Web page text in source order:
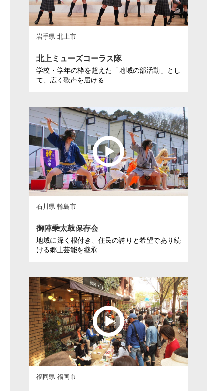
岩手県 北上市
北上ミューズコーラス隊
学校・学年の枠を超えた「地域の部活動」とし
て、広く歌声を届ける
石川県 輪島市
御陣乗太鼓保存会
地域に深く根付き、住民の誇りと希望であり続
ける郷土芸能を継承
福岡県 福岡市